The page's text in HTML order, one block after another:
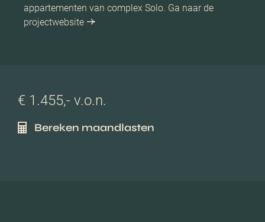
appartementen van complex Solo. Ga naar de
projectwebsite
€ 1.455,- v.o.n.
Bereken maandlasten